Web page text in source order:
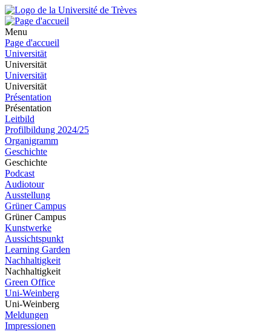
Menu
Page d'accueil
Universität
Universität
Universität
Universität
Présentation
Présentation
Leitbild
Profilbildung 2024/25
Organigramm
Geschichte
Geschichte
Podcast
Audiotour
Ausstellung
Grüner Campus
Grüner Campus
Kunstwerke
Aussichtspunkt
Learning Garden
Nachhaltigkeit
Nachhaltigkeit
Green Office
Uni-Weinberg
Uni-Weinberg
Meldungen
Impressionen